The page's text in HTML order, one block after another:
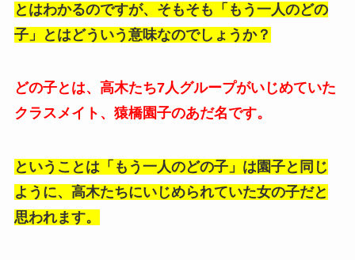
とはわかるのですが、そもそも「もう一人のどの
子」とはどういう意味なのでしょうか？
どの子とは、高木たち7人グループがいじめていた
クラスメイト、猿橋園子のあだ名です。
ということは「もう一人のどの子」は園子と同じ
ように、高木たちにいじめられていた女の子だと
思われます。